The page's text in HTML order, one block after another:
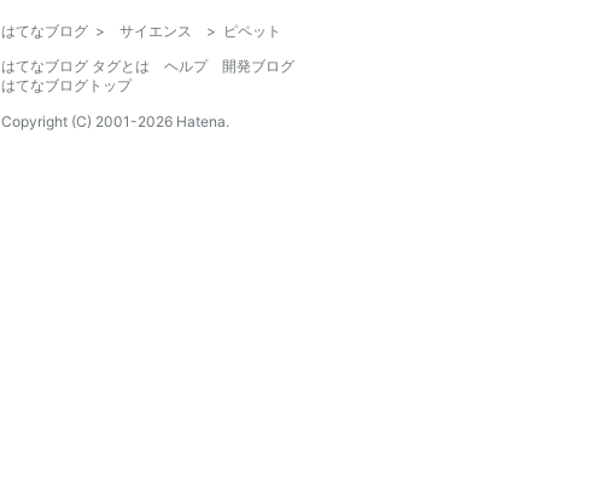
はてなブログ > サイエンス > ピペット
はてなブログ タグとは
ヘルプ
開発ブログ
はてなブログトップ
Copyright (C) 2001-2026 Hatena.